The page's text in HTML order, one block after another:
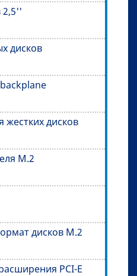
2,5''
дисков
жестких дисков
M.2
дисков M.2
PCI-E